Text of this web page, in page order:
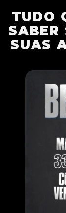
TUDO
SABER
SUAS